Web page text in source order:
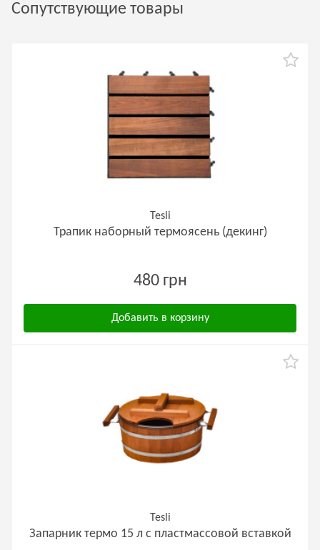
Сопутствующие товары
Tesli
Трапик наборный термоясень (декинг)
480 грн
Добавить в корзину
Tesli
Запарник термо 15 л с пластмассовой вставкой